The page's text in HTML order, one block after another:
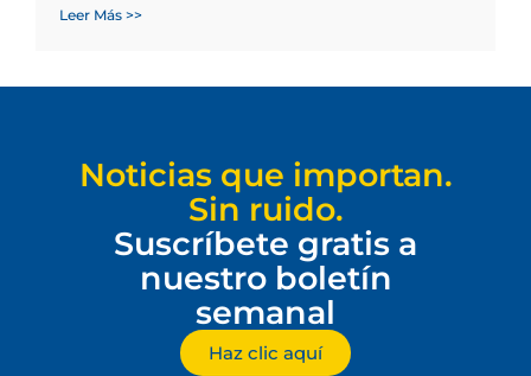
Leer Más >>
Noticias que importan.
Sin ruido.
Suscríbete gratis a
nuestro boletín
semanal
Haz clic aquí